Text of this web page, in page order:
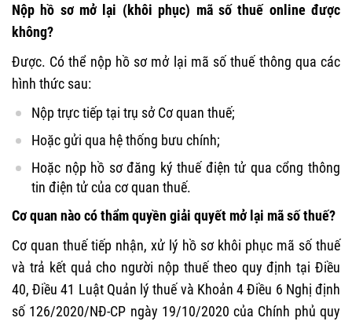
Nộp hồ sơ mở lại (khôi phục) mã số thuế online được
không?
Được. Có thể nộp hồ sơ mở lại mã số thuế thông qua các
hình thức sau:
Nộp trực tiếp tại trụ sở Cơ quan thuế;
Hoặc gửi qua hệ thống bưu chính;
Hoặc nộp hồ sơ đăng ký thuế điện tử qua cổng thông
tin điện tử của cơ quan thuế.
Cơ quan nào có thẩm quyền giải quyết mở lại mã số thuế?
Cơ quan thuế tiếp nhận, xử lý hồ sơ khôi phục mã số thuế
và trả kết quả cho người nộp thuế theo quy định tại Điều
40, Điều 41 Luật Quản lý thuế và Khoản 4 Điều 6 Nghị định
số 126/2020/NĐ-CP ngày 19/10/2020 của Chính phủ quy